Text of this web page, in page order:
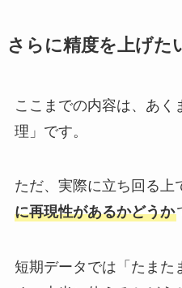
さらに精度を上げた
ここまでの内容は、あく
理」です。
ただ、実際に立ち回る上
に再現性があるかどうか
短期データでは「たまた